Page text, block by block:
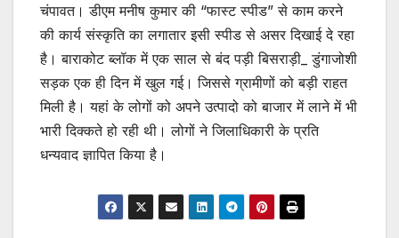
चंपावत। डीएम मनीष कुमार की “फास्ट स्पीड” से काम करने
की कार्य संस्कृति का लगातार इसी स्पीड से असर दिखाई दे रहा
है। बाराकोट ब्लॉक में एक साल से बंद पड़ी बिसराड़ी_ डुंगाजोशी
सड़क एक ही दिन में खुल गई। जिससे ग्रामीणों को बड़ी राहत
मिली है। यहां के लोगों को अपने उत्पादो को बाजार में लाने में भी
भारी दिक्कते हो रही थी। लोगों ने जिलाधिकारी के प्रति
धन्यवाद ज्ञापित किया है।